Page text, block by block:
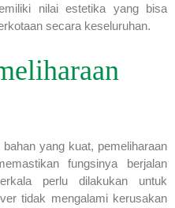
nilai estetika yang bisa
secara keseluruhan.
yang kuat, pemeliharaan
fungsinya berjalan
perlu dilakukan untuk
tidak mengalami kerusakan